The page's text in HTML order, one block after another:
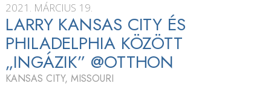
2021. MÁRCIUS 19.
LARRY KANSAS CITY ÉS
PHILADELPHIA KÖZÖTT
„INGÁZIK” @OTTHON
KANSAS CITY, MISSOURI